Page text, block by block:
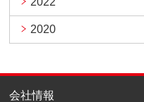
2020
会社情報